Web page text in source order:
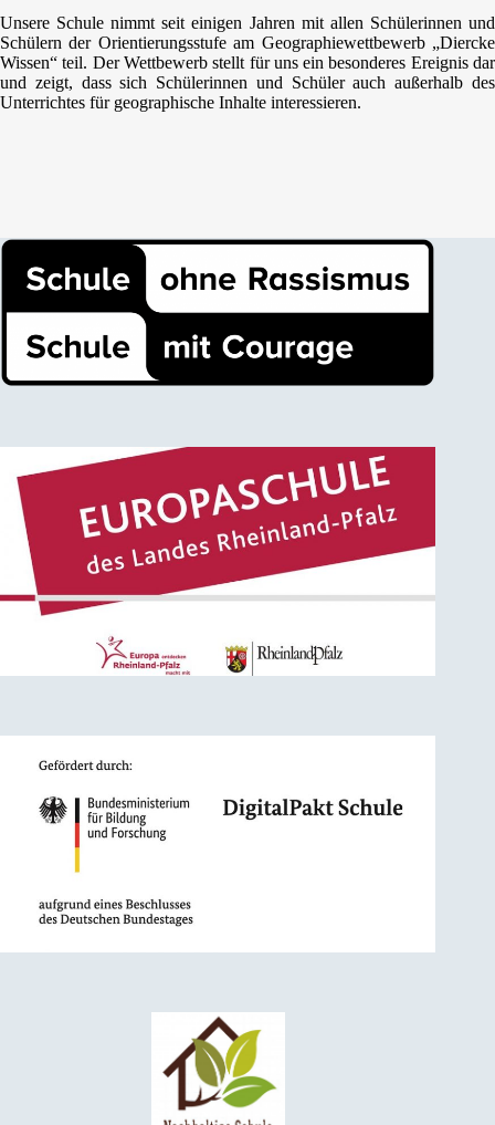
Unsere Schule nimmt seit einigen Jahren mit allen Schülerinnen und
Schülern der Orientierungsstufe am Geographiewettbewerb „Diercke
Wissen“ teil. Der Wettbewerb stellt für uns ein besonderes Ereignis dar
und zeigt, dass sich Schülerinnen und Schüler auch außerhalb des
Unterrichtes für geographische Inhalte interessieren.